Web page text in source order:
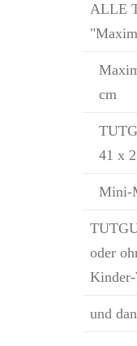
ALLE
cm
41 x
Mini-
oder
Kinder-
und